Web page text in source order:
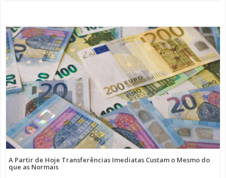
A Partir de Hoje Transferências Imediatas Custam o Mesmo do
que as Normais